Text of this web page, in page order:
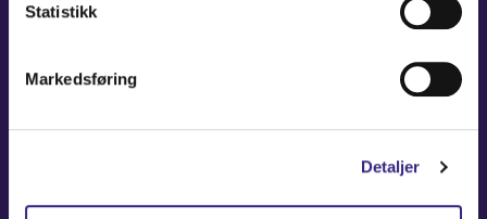
Statistikk
Markedsføring
Detaljer
NAVIGATION
Coverage Maps